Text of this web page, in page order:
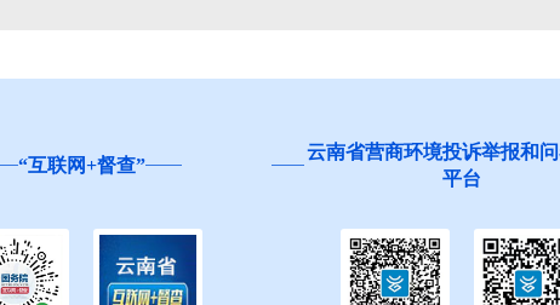
“互联网+督查”
云南省营商环境投诉举报和
平台